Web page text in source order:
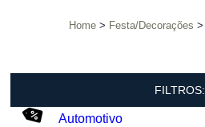
Home Festa/Decorações
FILTROS:
Automotivo